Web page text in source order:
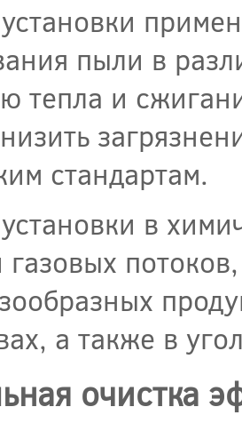
пыли в
тепла и
стандартам.
в
газовых
а также в
очистка